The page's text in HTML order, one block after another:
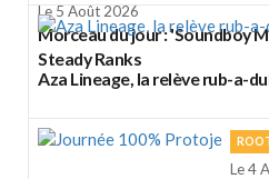
Le 5 Août 2026
Morceau du jour : 'Soundboy
Steady Ranks
Aza Lineage, la relève rub-a-
Le 4